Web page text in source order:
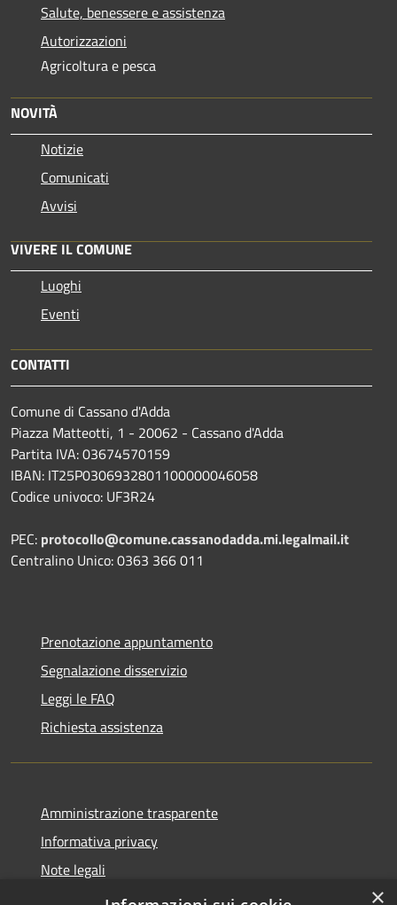
Salute, benessere e assistenza
Autorizzazioni
Agricoltura e pesca
NOVITÀ
Notizie
Comunicati
Avvisi
VIVERE IL COMUNE
Luoghi
Eventi
CONTATTI
Comune di Cassano d'Adda
Piazza Matteotti, 1 - 20062 - Cassano d'Adda
Partita IVA: 03674570159
IBAN: IT25P0306932801100000046058
Codice univoco: UF3R24
PEC: protocollo@comune.cassanodadda.mi.legalmail.it
Centralino Unico: 0363 366 011
Prenotazione appuntamento
Segnalazione disservizio
Leggi le FAQ
Richiesta assistenza
Amministrazione trasparente
Informativa privacy
Note legali
Dichiarazione di accessibilità
×